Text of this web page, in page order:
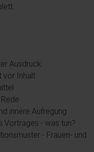
Ausdruck
vor Inhalt
innere Aufregung
Vortrages - was tun?
- Frauen- und